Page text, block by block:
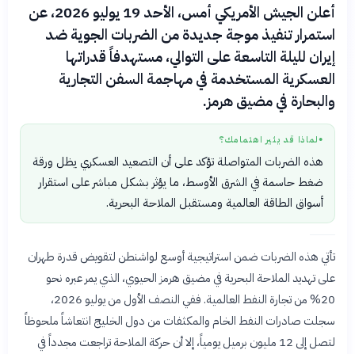
أعلن الجيش الأمريكي أمس، الأحد 19 يوليو 2026، عن
استمرار تنفيذ موجة جديدة من الضربات الجوية ضد
إيران لليلة التاسعة على التوالي، مستهدفاً قدراتها
العسكرية المستخدمة في مهاجمة السفن التجارية
والبحارة في مضيق هرمز.
● لماذا قد يثير اهتمامك؟
هذه الضربات المتواصلة تؤكد على أن التصعيد العسكري يظل ورقة
ضغط حاسمة في الشرق الأوسط، ما يؤثر بشكل مباشر على استقرار
أسواق الطاقة العالمية ومستقبل الملاحة البحرية.
تأتي هذه الضربات ضمن استراتيجية أوسع لواشنطن لتقويض قدرة طهران
على تهديد الملاحة البحرية في مضيق هرمز الحيوي، الذي يمر عبره نحو
20% من تجارة النفط العالمية. ففي النصف الأول من يوليو 2026،
سجلت صادرات النفط الخام والمكثفات من دول الخليج انتعاشاً ملحوظاً
لتصل إلى 12 مليون برميل يومياً، إلا أن حركة الملاحة تراجعت مجدداً في